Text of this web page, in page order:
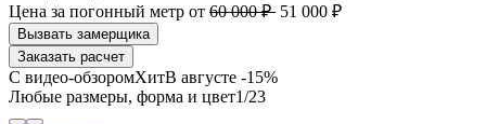
Цена за погонный метр от 60 000 ₽ 51 000 ₽
Заказать расчет
В августе -15%
1/23